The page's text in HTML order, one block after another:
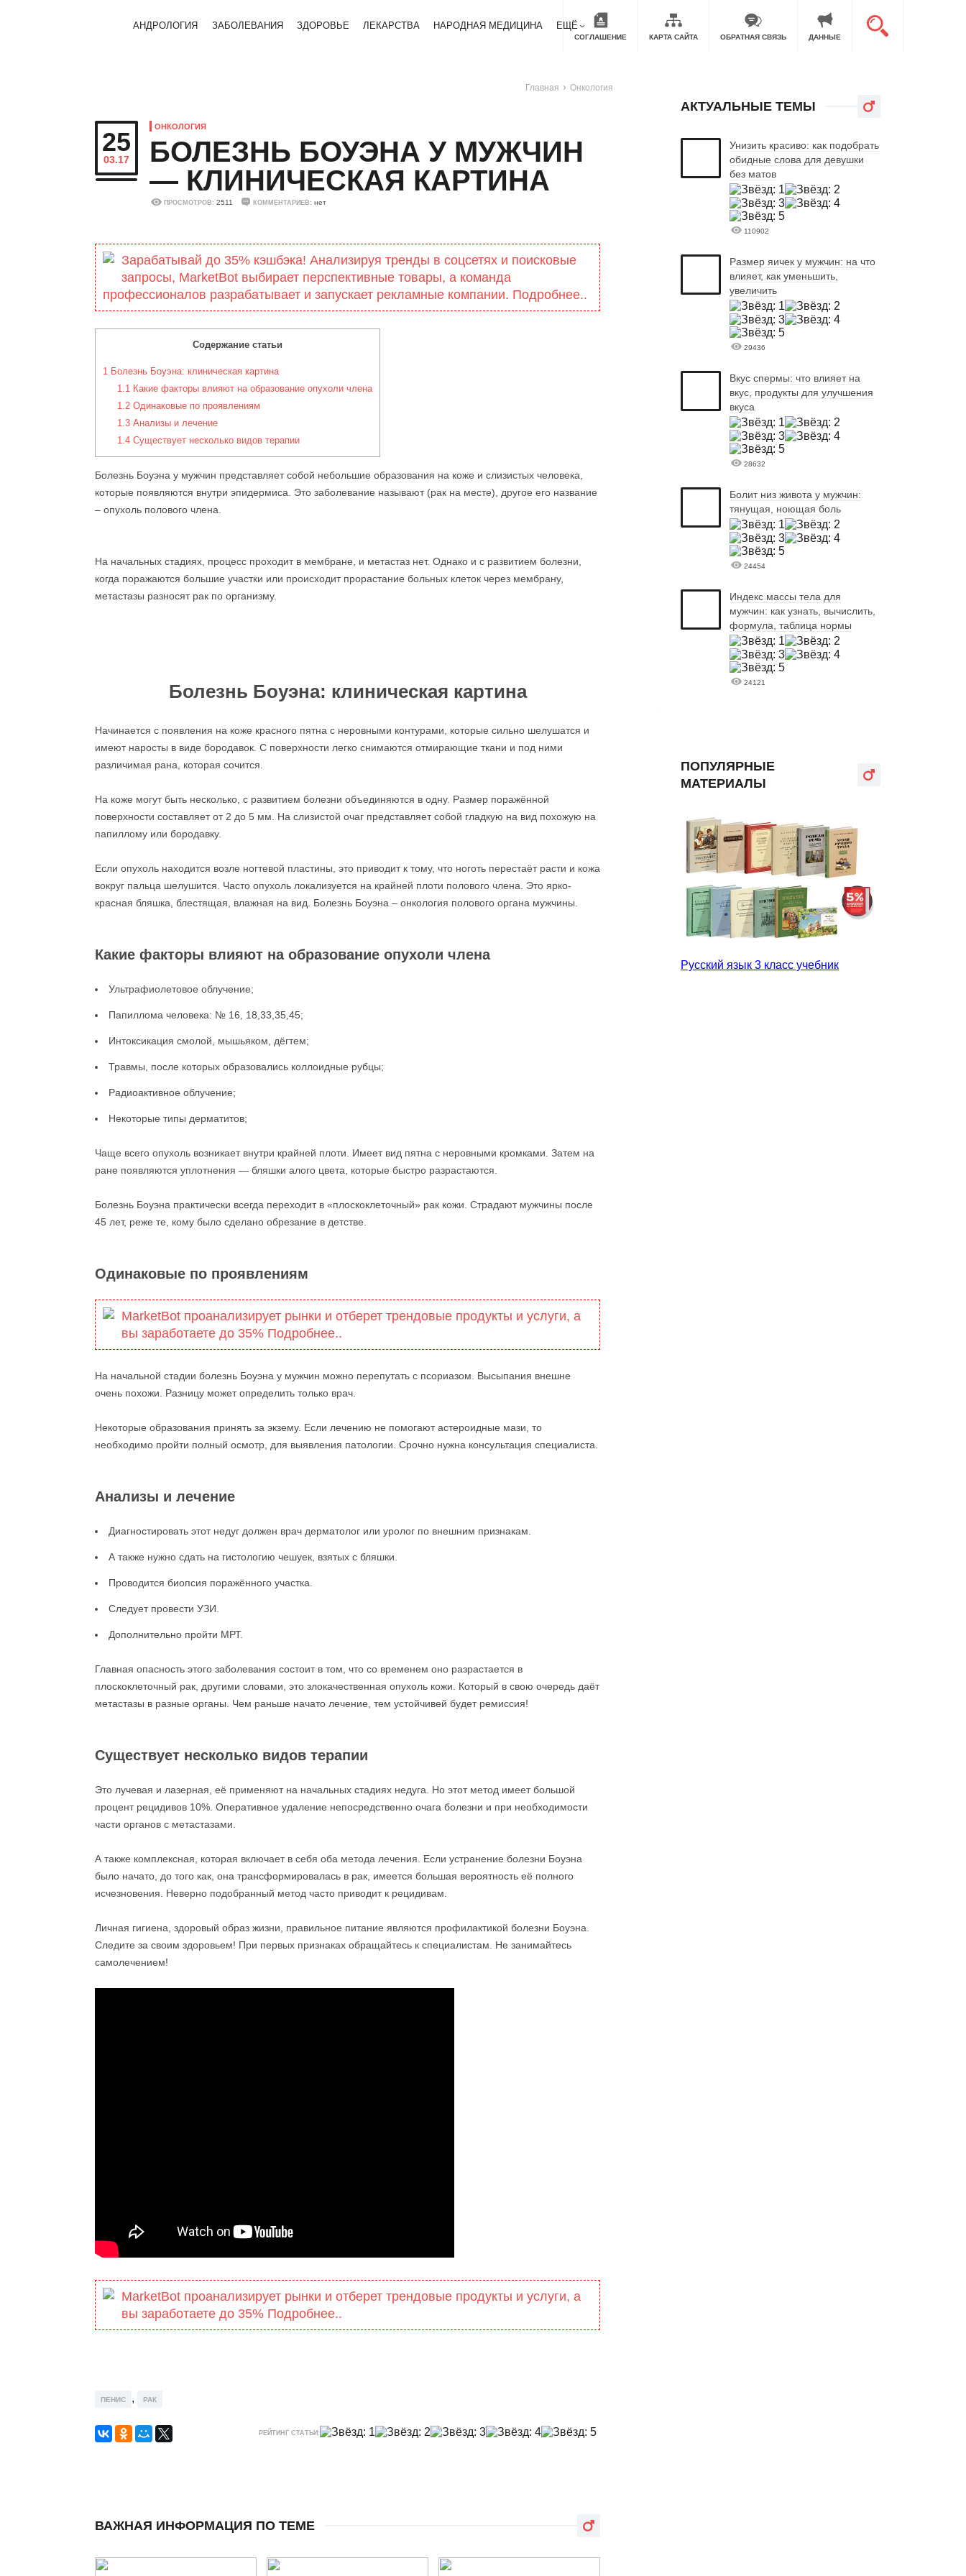
АНДРОЛОГИЯ ЗАБОЛЕВАНИЯ ЗДОРОВЬЕ ЛЕКАРСТВА НАРОДНАЯ МЕДИЦИНА ЕЩЁ
СОГЛАШЕНИЕ КАРТА САЙТА ОБРАТНАЯ СВЯЗЬ ДАННЫЕ
Главная Онкология
25
03.17
ОНКОЛОГИЯ
БОЛЕЗНЬ БОУЭНА У МУЖЧИН
— КЛИНИЧЕСКАЯ КАРТИНА
ПРОСМОТРОВ: 2511 КОММЕНТАРИЕВ: нет
Зарабатывай до 35% кэшбэка! Анализируя тренды в соцсетях и поисковые
запросы, MarketBоt выбирает перспективные товары, а команда
профессионалов разрабатывает и запускает рекламные компании. Подробнее..
Содержание статьи
1 Болезнь Боуэна: клиническая картина
1.1Какие факторы влияют на образование опухоли члена
1.2Одинаковые по проявлениям
1.3Анализы и лечение
1.4Существует несколько видов терапии
Болезнь Боуэна у мужчин представляет собой небольшие образования на коже и слизистых человека,
которые появляются внутри эпидермиса. Это заболевание называют (рак на месте), другое его название
– опухоль полового члена.
На начальных стадиях, процесс проходит в мембране, и метастаз нет. Однако и с развитием болезни,
когда поражаются большие участки или происходит прорастание больных клеток через мембрану,
метастазы разносят рак по организму.
Болезнь Боуэна: клиническая картина
Начинается с появления на коже красного пятна с неровными контурами, которые сильно шелушатся и
имеют наросты в виде бородавок. С поверхности легко снимаются отмирающие ткани и под ними
различимая рана, которая сочится.
На коже могут быть несколько, с развитием болезни объединяются в одну. Размер поражённой
поверхности составляет от 2 до 5 мм. На слизистой очаг представляет собой гладкую на вид похожую на
папиллому или бородавку.
Если опухоль находится возле ногтевой пластины, это приводит к тому, что ноготь перестаёт расти и кожа
вокруг пальца шелушится. Часто опухоль локализуется на крайней плоти полового члена. Это ярко-
красная бляшка, блестящая, влажная на вид. Болезнь Боуэна – онкология полового органа мужчины.
Какие факторы влияют на образование опухоли члена
Ультрафиолетовое облучение;
Папиллома человека: № 16, 18,33,35,45;
Интоксикация смолой, мышьяком, дёгтем;
Травмы, после которых образовались коллоидные рубцы;
Радиоактивное облучение;
Некоторые типы дерматитов;
Чаще всего опухоль возникает внутри крайней плоти. Имеет вид пятна с неровными кромками. Затем на
ране появляются уплотнения — бляшки алого цвета, которые быстро разрастаются.
Болезнь Боуэна практически всегда переходит в «плоскоклеточный» рак кожи. Страдают мужчины после
45 лет, реже те, кому было сделано обрезание в детстве.
Одинаковые по проявлениям
MarketBot проанализирует рынки и отберет трендовые продукты и услуги, а
вы заработаете до 35% Подробнее..
На начальной стадии болезнь Боуэна у мужчин можно перепутать с псориазом. Высыпания внешне
очень похожи. Разницу может определить только врач.
Некоторые образования принять за экзему. Если лечению не помогают астероидные мази, то
необходимо пройти полный осмотр, для выявления патологии. Срочно нужна консультация специалиста.
Анализы и лечение
Диагностировать этот недуг должен врач дерматолог или уролог по внешним признакам.
А также нужно сдать на гистологию чешуек, взятых с бляшки.
Проводится биопсия поражённого участка.
Следует провести УЗИ.
Дополнительно пройти МРТ.
Главная опасность этого заболевания состоит в том, что со временем оно разрастается в
плоскоклеточный рак, другими словами, это злокачественная опухоль кожи. Который в свою очередь даёт
метастазы в разные органы. Чем раньше начато лечение, тем устойчивей будет ремиссия!
Существует несколько видов терапии
Это лучевая и лазерная, её применяют на начальных стадиях недуга. Но этот метод имеет большой
процент рецидивов 10%. Оперативное удаление непосредственно очага болезни и при необходимости
части органов с метастазами.
А также комплексная, которая включает в себя оба метода лечения. Если устранение болезни Боуэна
было начато, до того как, она трансформировалась в рак, имеется большая вероятность её полного
исчезновения. Неверно подобранный метод часто приводит к рецидивам.
Личная гигиена, здоровый образ жизни, правильное питание являются профилактикой болезни Боуэна.
Следите за своим здоровьем! При первых признаках обращайтесь к специалистам. Не занимайтесь
самолечением!
MarketBot проанализирует рынки и отберет трендовые продукты и услуги, а
вы заработаете до 35% Подробнее..
ПЕНИС , РАК
РЕЙТИНГ СТАТЬИ:
ВАЖНАЯ ИНФОРМАЦИЯ ПО ТЕМЕ
АКТУАЛЬНЫЕ ТЕМЫ
Унизить красиво: как подобрать
обидные слова для девушки
без матов
110902
Размер яичек у мужчин: на что
влияет, как уменьшить,
увеличить
29436
Вкус спермы: что влияет на
вкус, продукты для улучшения
вкуса
28632
Болит низ живота у мужчин:
тянущая, ноющая боль
24454
Индекс массы тела для
мужчин: как узнать, вычислить,
формула, таблица нормы
24121
ПОПУЛЯРНЫЕ
МАТЕРИАЛЫ
Русский язык 3 класс учебник